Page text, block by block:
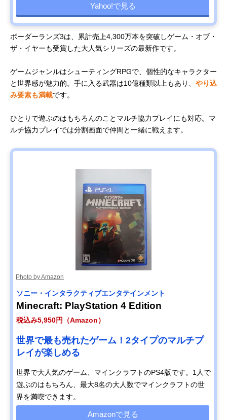
Yahoo!で見る
ボーダーランズ3は、累計売上4,300万本を突破しゲーム・オブ・
ザ・イヤーも受賞した大人気シリーズの最新作です。
ゲームジャンルはシューティングRPGで、個性的なキャラクター
と世界感が魅力的。手に入る武器は10億種類以上もあり、 やり込
み要素も満載です。
ひとりで遊ぶのはもちろんのことマルチ協力プレイにも対応。マ
ルチ協力プレイでは分割画面で仲間と一緒に戦えます。
Photo by Amazon
ソニー・インタラクティブエンタテインメント
Minecraft: PlayStation 4 Edition
税込み5,950円（Amazon）
世界で最も売れたゲーム！2タイプのマルチプ
レイが楽しめる
世界で大人気のゲーム、マインクラフトのPS4版です。1人で
遊ぶのはもちろん、最大8名の大人数でマインクラフトの世
界を満喫できます。
Amazonで見る